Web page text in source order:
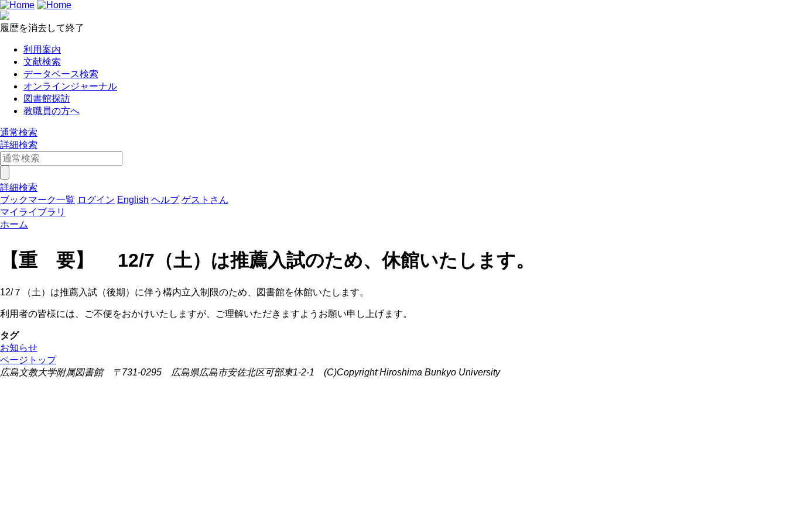
履歴を消去して終了
利用案内
文献検索
データベース検索
オンラインジャーナル
図書館探訪
教職員の方へ
通常検索
詳細検索
詳細検索
ブックマーク一覧 ログイン English ヘルプ ゲストさん
マイライブラリ
ホーム
【重 要】 12/7（土）は推薦入試のため、休館いたします。
12/７（土）は推薦入試（後期）に伴う構内立入制限のため、図書館を休館いたします。
利用者の皆様には、ご不便をおかけいたしますが、ご理解いただきますようお願い申し上げます。
タグ
お知らせ
ページトップ
広島文教大学附属図書館 〒731-0295 広島県広島市安佐北区可部東1-2-1 (C)Copyright Hiroshima Bunkyo University